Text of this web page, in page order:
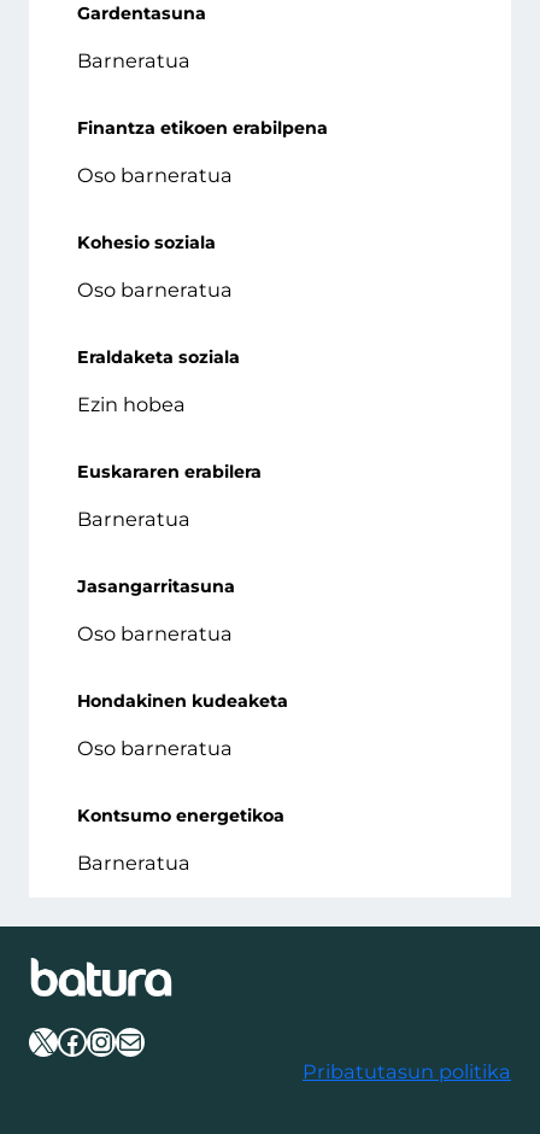
Gardentasuna
Barneratua
Finantza etikoen erabilpena
Oso barneratua
Kohesio soziala
Oso barneratua
Eraldaketa soziala
Ezin hobea
Euskararen erabilera
Barneratua
Jasangarritasuna
Oso barneratua
Hondakinen kudeaketa
Oso barneratua
Kontsumo energetikoa
Barneratua
X Facebook
Instagram
Mail
Pribatutasun politika